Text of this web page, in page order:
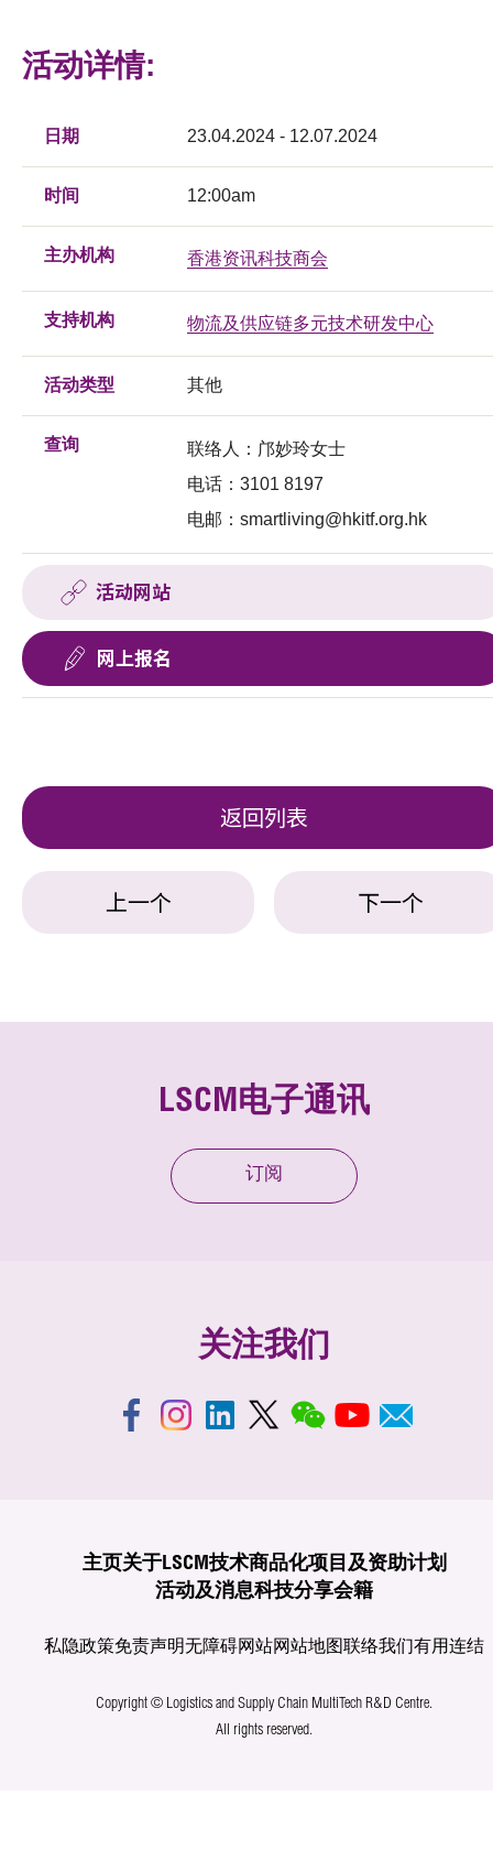
活动详情:
日期 23.04.2024 - 12.07.2024
时间 12:00am
主办机构 香港资讯科技商会
支持机构 物流及供应链多元技术研发中心
活动类型 其他
查询
联络人：邝妙玲女士
电话：3101 8197
电邮： smartliving@hkitf.org.hk
活动网站
网上报名
返回列表
上一个 下一个
LSCM电子通讯
订阅
关注我们
主页关于LSCM技术商品化项目及资助计划
活动及消息科技分享会籍
私隐政策免责声明无障碍网站网站地图联络我们有用连结
Copyright © Logistics and Supply Chain MultiTech R&D Centre.
All rights reserved.